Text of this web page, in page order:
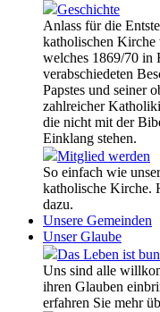
Geschichte
Anlass für die
katholischen Kirche
welches 1869/70 in
verabschiedeten
Papstes und seiner
zahlreicher
die nicht mit der
Einklang stehen.
Mitglied werden
So einfach wie
katholische Kirche.
dazu.
Unsere Gemeinden
Unser Glaube
Das Leben ist
Uns sind alle
ihren Glauben
erfahren Sie mehr